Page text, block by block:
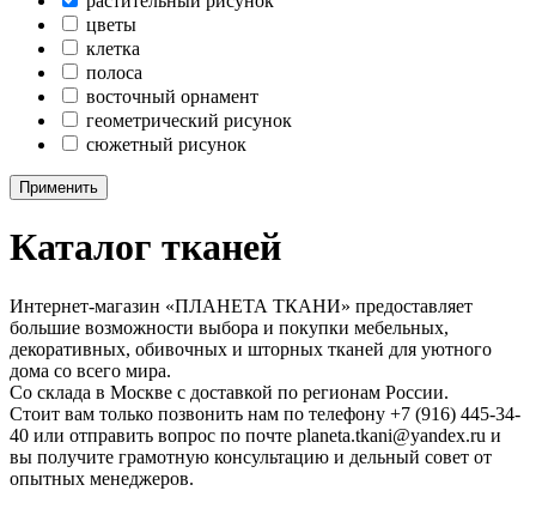
цветы
клетка
полоса
восточный орнамент
геометрический рисунок
сюжетный рисунок
Применить
Каталог тканей
Интернет-магазин «ПЛАНЕТА ТКАНИ» предоставляет
большие возможности выбора и покупки мебельных,
декоративных, обивочных и шторных тканей для уютного
дома со всего мира.
Со склада в Москве с доставкой по регионам России.
Стоит вам только позвонить нам по телефону +7 (916) 445-34-
40 или отправить вопрос по почте planeta.tkani@yandex.ru и
вы получите грамотную консультацию и дельный совет от
опытных менеджеров.